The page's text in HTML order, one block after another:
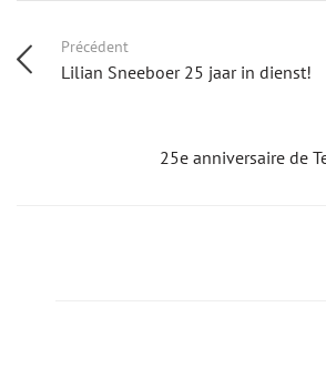
Précédent
Lilian Sneeboer 25 jaar in dienst!
25e anniversaire de